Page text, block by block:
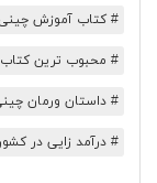
# کتاب آموزش
# محبوب ترین
# داستان ورمان
# درآمد زایی در